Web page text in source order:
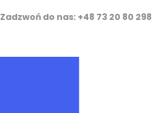
Zadzwoń do nas: +48 73 20